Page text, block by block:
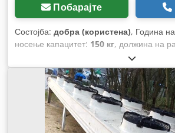
Побарајте
Состојба: добра (користена), Година
носење капацитет: 150 кг, должина на